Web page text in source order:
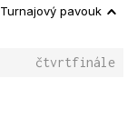
Turnajový pavouk
čtvrtfinále